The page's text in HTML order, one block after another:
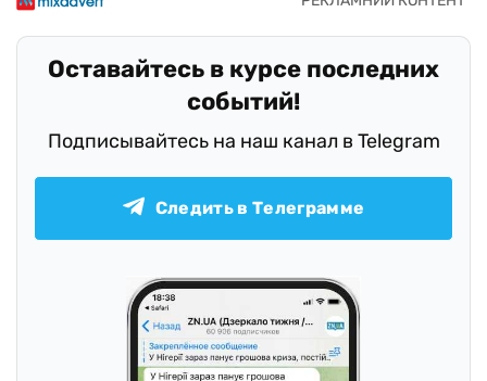
Оставайтесь в курсе последних
событий!
Подписывайтесь на наш канал в Telegram
Следить в Телеграмме